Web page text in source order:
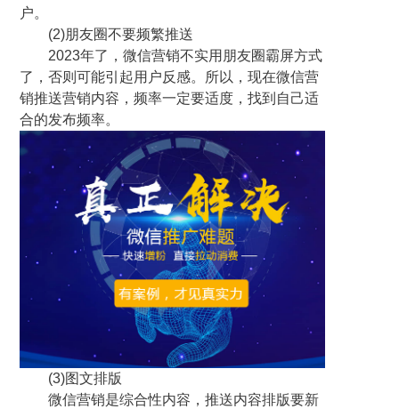
户。
(2)朋友圈不要频繁推送
2023年了，微信营销不实用朋友圈霸屏方式
了，否则可能引起用户反感。所以，现在微信营
销推送营销内容，频率一定要适度，找到自己适
合的发布频率。
(3)图文排版
微信营销是综合性内容，推送内容排版要新